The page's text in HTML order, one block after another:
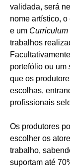
validada, será
nome artístico,
e um Curriculum
trabalhos
portefólio ou um
que os
escolhas,
profissionais
Os produtores
escolher os
trabalho,
suportam até